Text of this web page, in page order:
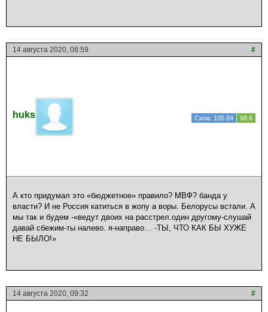
14 августа 2020, 08:59 #
huks Сила: 105.84 98.6
А кто придумал это «бюджетное» правило? МВФ? банда у
власти? И не Россия катиться в жопу а воры. Белорусы встали. А
мы так и будем -«ведут двоих на расстрел.один другому-слушай
давай сбежим-ты налево. я-направо… -ТЫ, ЧТО КАК БЫ ХУЖЕ
НЕ БЫЛО!»
14 августа 2020, 09:32 #